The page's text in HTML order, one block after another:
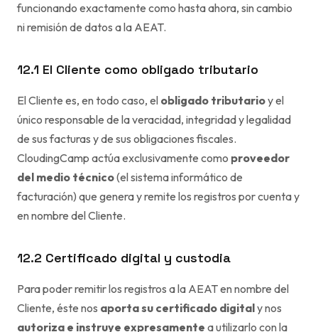
funcionando exactamente como hasta ahora, sin cambio
ni remisión de datos a la AEAT.
12.1 El Cliente como obligado tributario
El Cliente es, en todo caso, el obligado tributarioy el
único responsable de la veracidad, integridad y legalidad
de sus facturas y de sus obligaciones fiscales.
CloudingCamp actúa exclusivamente como proveedor
del medio técnico(el sistema informático de
facturación) que genera y remite los registros por cuenta y
en nombre del Cliente.
12.2 Certificado digital y custodia
Para poder remitir los registros a la AEAT en nombre del
Cliente, éste nos aporta su certificado digitaly nos
autoriza e instruye expresamente a utilizarlo con la